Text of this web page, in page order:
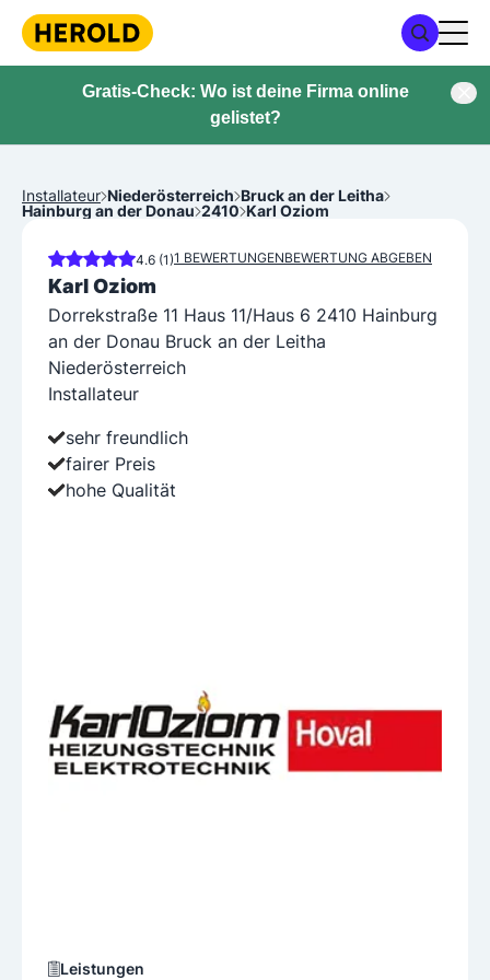
Gratis-Check: Wo ist deine Firma online
gelistet?
Installateur Niederösterreich Bruck an der Leitha
Hainburg an der Donau 2410 Karl Oziom
4.6 (1)1 BEWERTUNGENBEWERTUNG ABGEBEN
Karl Oziom
Dorrekstraße 11 Haus 11/Haus 6 2410 Hainburg
an der Donau Bruck an der Leitha
Niederösterreich
Installateur
sehr freundlich
fairer Preis
hohe Qualität
Leistungen